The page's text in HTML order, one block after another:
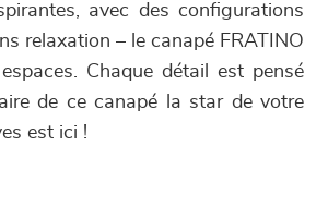
avec des configurations
relaxation – le canapé FRATINO
Chaque détail est pensé
de ce canapé la star de votre
est ici !